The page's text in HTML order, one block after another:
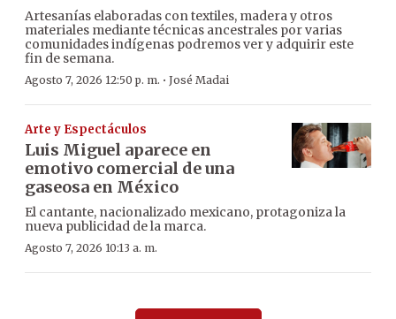
Artesanías elaboradas con textiles, madera y otros
materiales mediante técnicas ancestrales por varias
comunidades indígenas podremos ver y adquirir este
fin de semana.
Agosto 7, 2026 12:50 p. m. · José Madai
Arte y Espectáculos
Luis Miguel aparece en
emotivo comercial de una
gaseosa en México
El cantante, nacionalizado mexicano, protagoniza la
nueva publicidad de la marca.
Agosto 7, 2026 10:13 a. m.